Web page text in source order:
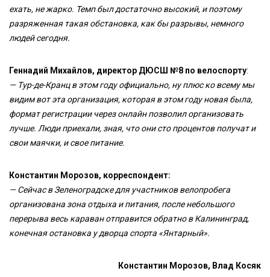
ехать, не жарко. Темп был достаточно высокий, и поэтому
разряженная такая обстановка, как бы разрывы, немного
людей сегодня.
Геннадий Михайлов, директор ДЮСШ №8 по велоспорту:
— Тур-де-Кранц в этом году официально, ну плюс ко всему мы
видим вот эта организация, которая в этом году новая была,
формат регистрации через онлайн позволил организовать
лучше. Люди приехали, зная, что они сто процентов получат и
свои маячки, и свое питание.
Константин Морозов, корреспондент:
— Сейчас в Зеленоградске для участников велопробега
организована зона отдыха и питания, после небольшого
перерыва весь караван отправится обратно в Калининград,
конечная остановка у дворца спорта «Янтарный».
Константин Морозов, Влад Косяк